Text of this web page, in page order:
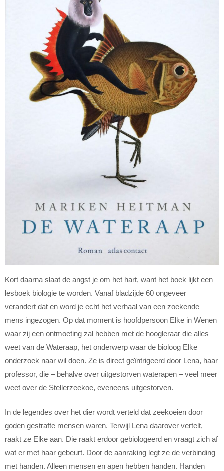
Kort daarna slaat de angst je om het hart, want het boek lijkt een
lesboek biologie te worden. Vanaf bladzijde 60 ongeveer
verandert dat en word je echt het verhaal van een zoekende
mens ingezogen. Op dat moment is hoofdpersoon Elke in Wenen
waar zij een ontmoeting zal hebben met de hoogleraar die alles
weet van de Wateraap, het onderwerp waar de bioloog Elke
onderzoek naar wil doen. Ze is direct geïntrigeerd door Lena, haar
professor, die – behalve over uitgestorven waterapen – veel meer
weet over de Stellerzeekoe, eveneens uitgestorven.
In de legendes over het dier wordt verteld dat zeekoeien door
goden gestrafte mensen waren. Terwijl Lena daarover vertelt,
raakt ze Elke aan. Die raakt erdoor gebiologeerd en vraagt zich af
wat er met haar gebeurt. Door de aanraking legt ze de verbinding
met handen. Alleen mensen en apen hebben handen. Handen